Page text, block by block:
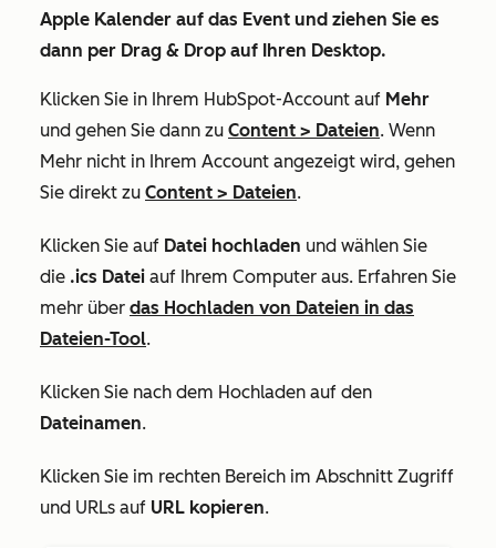
Apple Kalender auf das Event und ziehen Sie es
dann per Drag & Drop auf Ihren Desktop.
Klicken Sie in Ihrem HubSpot-Account auf Mehr
und gehen Sie dann zu Content > Dateien. Wenn
Mehr nicht in Ihrem Account angezeigt wird, gehen
Sie direkt zu Content > Dateien.
Klicken Sie auf Datei hochladen und wählen Sie
die .ics Datei auf Ihrem Computer aus. Erfahren Sie
mehr über das Hochladen von Dateien in das
Dateien-Tool.
Klicken Sie nach dem Hochladen auf den
Dateinamen.
Klicken Sie im rechten Bereich im Abschnitt Zugriff
und URLs auf URL kopieren.